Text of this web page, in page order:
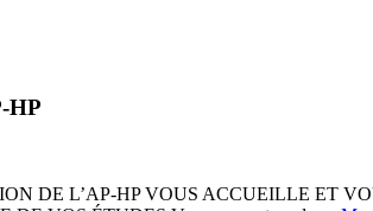
HP
DE L’AP-HP VOUS ACCUEILLE ET